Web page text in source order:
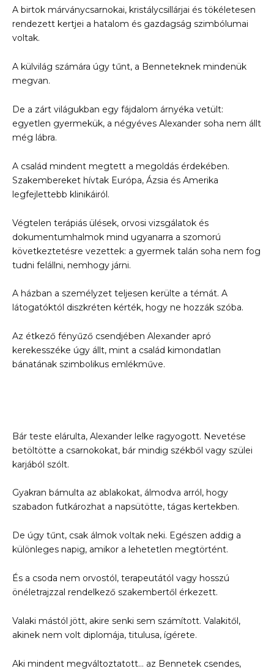
A birtok márványcsarnokai, kristálycsillárjai és tökéletesen
rendezett kertjei a hatalom és gazdagság szimbólumai
voltak.
A külvilág számára úgy tűnt, a Benneteknek mindenük
megvan.
De a zárt világukban egy fájdalom árnyéka vetült:
egyetlen gyermekük, a négyéves Alexander soha nem állt
még lábra.
A család mindent megtett a megoldás érdekében.
Szakembereket hívtak Európa, Ázsia és Amerika
legfejlettebb klinikáiról.
Végtelen terápiás ülések, orvosi vizsgálatok és
dokumentumhalmok mind ugyanarra a szomorú
következtetésre vezettek: a gyermek talán soha nem fog
tudni felállni, nemhogy járni.
A házban a személyzet teljesen kerülte a témát. A
látogatóktól diszkréten kérték, hogy ne hozzák szóba.
Az étkező fényűző csendjében Alexander apró
kerekesszéke úgy állt, mint a család kimondatlan
bánatának szimbolikus emlékműve.
Bár teste elárulta, Alexander lelke ragyogott. Nevetése
betöltötte a csarnokokat, bár mindig székből vagy szülei
karjából szólt.
Gyakran bámulta az ablakokat, álmodva arról, hogy
szabadon futkározhat a napsütötte, tágas kertekben.
De úgy tűnt, csak álmok voltak neki. Egészen addig a
különleges napig, amikor a lehetetlen megtörtént.
És a csoda nem orvostól, terapeutától vagy hosszú
önéletrajzzal rendelkező szakembertől érkezett.
Valaki mástól jött, akire senki sem számított. Valakitől,
akinek nem volt diplomája, titulusa, ígérete.
Aki mindent megváltoztatott… az Bennetek csendes,